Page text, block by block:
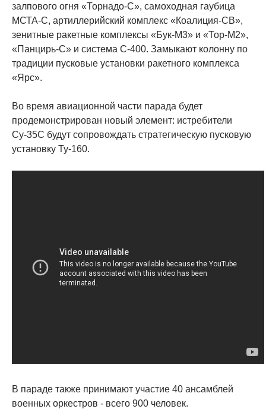
залпового огня «Торнадо-С», самоходная гаубица
МСТА-С, артиллерийский комплекс «Коалиция-СВ»,
зенитные ракетные комплексы «Бук-М3» и «Тор-М2»,
«Панцирь-С» и система С-400. Замыкают колонну по
традиции пусковые установки ракетного комплекса
«Ярс».
Во время авиационной части парада будет
продемонстрирован новый элемент: истребители
Су-35С будут сопровождать стратегическую пусковую
установку Ту-160.
В параде также принимают участие 40 ансамблей
военных оркестров - всего 900 человек.